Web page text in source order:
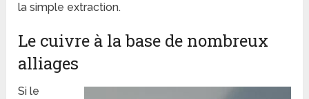
la simple extraction.
Le cuivre à la base de nombreux
alliages
Si le